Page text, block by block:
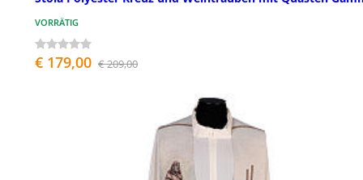
VORRÄTIG
€ 179,00 € 209,00